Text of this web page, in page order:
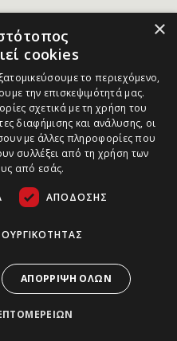
×
cookies
το περιεχόμενο,
την επισκεψιμότητά μας.
σχετικά με τη χρήση του
διαφήμισης και ανάλυσης, οι
με άλλες πληροφορίες που
συλλέξει από τη χρήση των
από εσάς.
ΑΠΌΔΟΣΗΣ
ΑΠΌΡΡΙΨΗ ΌΛΩΝ